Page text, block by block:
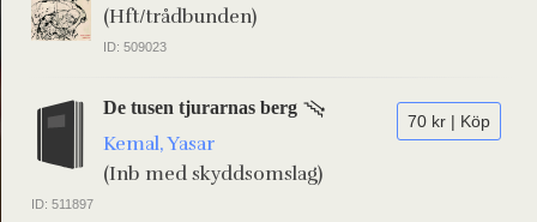
(Hft/trådbunden)
ID: 509023
70 kr | Köp
De tusen tjurarnas berg
Kemal, Yasar
(Inb med skyddsomslag)
ID: 511897